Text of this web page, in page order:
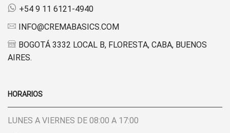
+54 9 11 6121-4940
INFO@CREMABASICS.COM
BOGOTÁ 3332 LOCAL B, FLORESTA, CABA, BUENOS
AIRES.
HORARIOS
LUNES A VIERNES DE 08:00 A 17:00